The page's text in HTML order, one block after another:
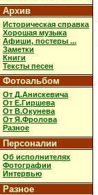
Архив
Историческая справка
Хорошая музыка
Афиши, постеры ...
Заметки
Книги
Тексты песен
Фотоальбом
От Д.Анискевича
От Е.Гиршева
От В.Окунева
От Я.Фролова
Разное
Персоналии
Об исполнителях
Фотографии
Интервью
Разное